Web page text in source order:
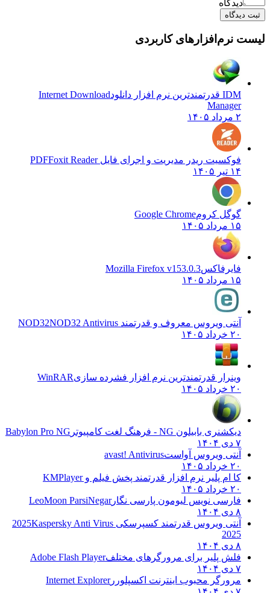
نرم‌افزارهای کاربردی
Internet Download
Manager
فوکسیت ریدر مدیریت و اجرای فایل PDFFoxit Reader
گوگل کروم Google Chrome
فایرفاکس Mozilla Firefox v153.0.3
آنتی ویروس معروف و قدرتمند NOD32NOD32 Antivirus
وینرار قدرتمندترین نرم افزار فشرده سازیWinRAR
دیکشنری بابیلون NG - فرهنگ لغت کامپیوتر
Babylon Pro NG
آنتی ویروس آواست avast! Antivirus
کا ام پلیر نرم افزار قدرتمند پخش فیلم و KMPlayer
فارسی نویس لیومون پارسی نگارLeoMoon ParsiNegar
آنتی ویروس قدرتمند کسپرسکی 2025Kaspersky Anti Virus
فلش پلیر برای مرورگرهای مختلف Adobe Flash Player
مرورگر محبوب اینترنت اکسپلوررInternet Explorer